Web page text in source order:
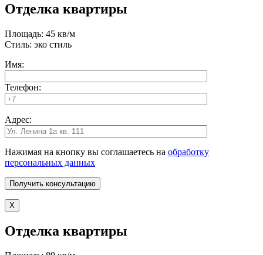
Отделка квартиры
Площадь: 45 кв/м
Стиль: эко стиль
Имя:
Телефон:
Адрес:
Нажимая на кнопку вы соглашаетесь на обработку
персональных данных
X
Отделка квартиры